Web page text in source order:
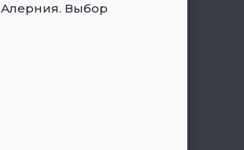
Алерния. Выбор